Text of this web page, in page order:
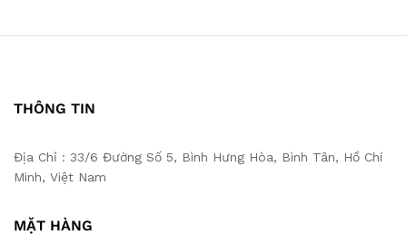
THÔNG TIN
Địa Chỉ : 33/6 Đường Số 5, Bình Hưng Hòa, Bình Tân, Hồ Chí
Minh, Việt Nam
MẶT HÀNG